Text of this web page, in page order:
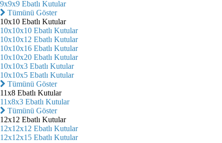
9x9x9 Ebatlı Kutular
Tümünü Göster
10x10 Ebatlı Kutular
10x10x10 Ebatlı Kutular
10x10x12 Ebatlı Kutular
10x10x16 Ebatlı Kutular
10x10x20 Ebatlı Kutular
10x10x3 Ebatlı Kutular
10x10x5 Ebatlı Kutular
Tümünü Göster
11x8 Ebatlı Kutular
11x8x3 Ebatlı Kutular
Tümünü Göster
12x12 Ebatlı Kutular
12x12x12 Ebatlı Kutular
12x12x15 Ebatlı Kutular